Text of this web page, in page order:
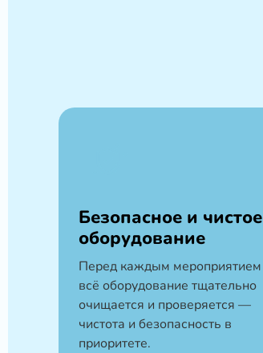
Безопасное и чистое
оборудование
Перед каждым мероприятием
всё оборудование тщательно
очищается и проверяется —
чистота и безопасность в
приоритете.